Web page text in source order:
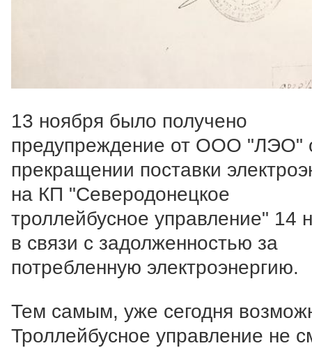
13 ноября было получено
предупреждение от ООО "ЛЭО"
прекращении поставки
на КП "Северодонецкое
троллейбусное управление" 14
в связи с задолженностью за
потребленную электроэнергию.
Тем самым, уже сегодня
Троллейбусное управление не